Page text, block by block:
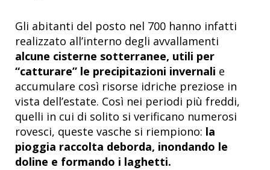
Gli abitanti del posto nel 700 hanno infatti
realizzato all’interno degli avvallamenti
alcune cisterne sotterranee, utili per
“catturare” le precipitazioni invernali e
accumulare così risorse idriche preziose in
vista dell’estate. Così nei periodi più freddi,
quelli in cui di solito si verificano numerosi
rovesci, queste vasche si riempiono: la
pioggia raccolta deborda, inondando le
doline e formando i laghetti.